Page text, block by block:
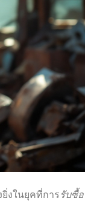
งในยุคที่การรับซื้อ